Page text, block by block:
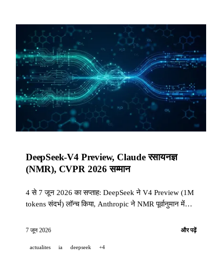
DeepSeek-V4 Preview, Claude रसायनज्ञ
(NMR), CVPR 2026 सम्मान
4 से 7 जून 2026 का सप्ताह: DeepSeek ने V4 Preview (1M
tokens संदर्भ) लॉन्च किया, Anthropic ने NMR पूर्वानुमान में
Meta SAM 3D तथा NVIDIA PixelDiT को सम्मानित किया।
7 जून 2026 और पढ़ें
actualites ia deepseek +4